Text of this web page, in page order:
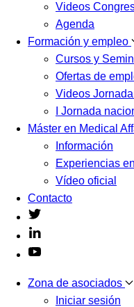
Videos
Agenda
Formación y empleo
Cursos y
Ofertas de
Videos
I Jornada
Máster en Medical
Información
Experiencias
Vídeo oficial
Contacto
Zona de asociados
Iniciar sesión